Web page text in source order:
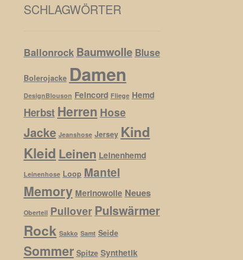
SCHLAGWÖRTER
Ballonrock Baumwolle Bluse
Bolerojacke Damen
DesignBlouson Feincord Fliege Hemd
Herbst Herren Hose
Jacke Jeanshose Jersey Kind
Kleid Leinen Leinenhemd
Leinenhose Loop Mantel
Memory Merinowolle Neues
Oberteil Pullover Pulswärmer
Rock Sakko Samt Seide
Sommer Spitze Synthetik